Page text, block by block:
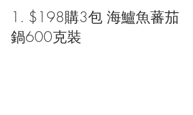
1. $198購3包 海鱸魚蕃茄
鍋600克裝